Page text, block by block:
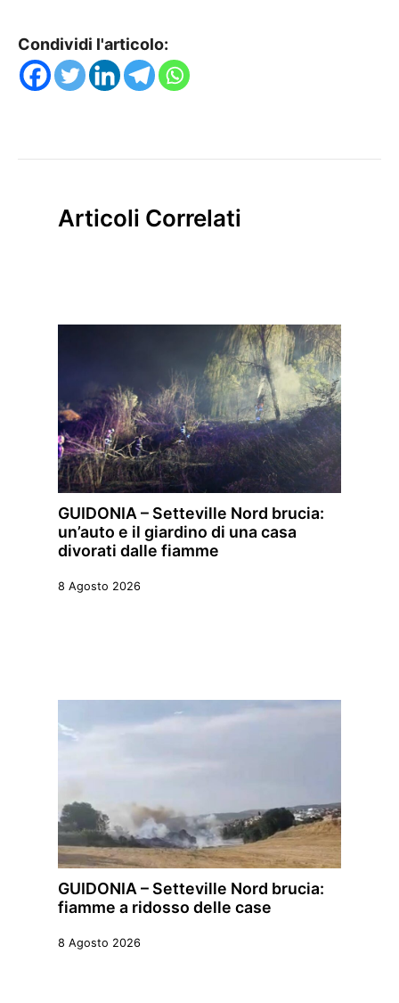
Condividi l'articolo:
Articoli Correlati
GUIDONIA – Setteville Nord brucia:
un’auto e il giardino di una casa
divorati dalle fiamme
8 Agosto 2026
GUIDONIA – Setteville Nord brucia:
fiamme a ridosso delle case
8 Agosto 2026